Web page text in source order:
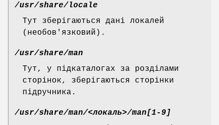
/usr/share/locale
Тут зберігаються дані локалей
(необов'язковий).
/usr/share/man
Тут, у підкаталогах за розділами
сторінок, зберігаються сторінки
підручника.
/usr/share/man/<локаль>/man[1-9]